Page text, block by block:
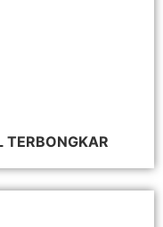
TERBONGKAR